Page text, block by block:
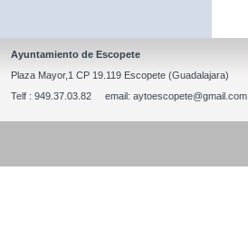
Ayuntamiento de Escopete
Plaza Mayor,1 CP 19.119 Escopete (Guadalajara)
Telf : 949.37.03.82 email: aytoescopete@gmail.com